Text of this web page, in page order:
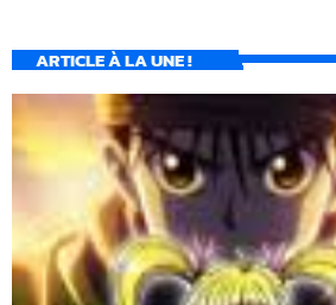
ARTICLE À LA UNE !